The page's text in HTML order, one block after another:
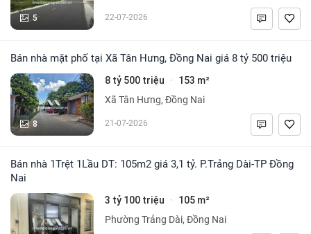
5 22-07-2026
Bán nhà mặt phố tại Xã Tân Hưng, Đồng Nai giá 8 tỷ 500 triệu
8
8 tỷ 500 triệu · 153 m²
Xã Tân Hưng, Đồng Nai
21-07-2026
Bán nhà 1Trệt 1Lầu DT: 105m2 giá 3,1 tỷ. P.Trảng Dài-TP Đồng
Nai
3 tỷ 100 triệu · 105 m²
Phường Trảng Dài, Đồng Nai